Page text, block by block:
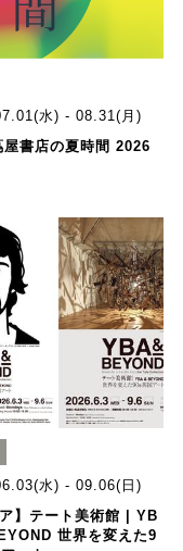
水) - 08.31(月)
屋書店の夏時間 2026
水) - 09.06(日)
ア】テート美術館 | YB
世界を変えた9